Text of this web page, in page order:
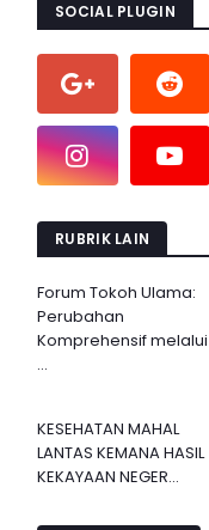
SOCIAL PLUGIN
RUBRIK LAIN
Forum Tokoh Ulama:
Perubahan
Komprehensif melalui
...
KESEHATAN MAHAL
LANTAS KEMANA HASIL
KEKAYAAN NEGER...